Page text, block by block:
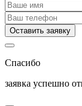
Оставить заявку
Спасибо
заявка успешно